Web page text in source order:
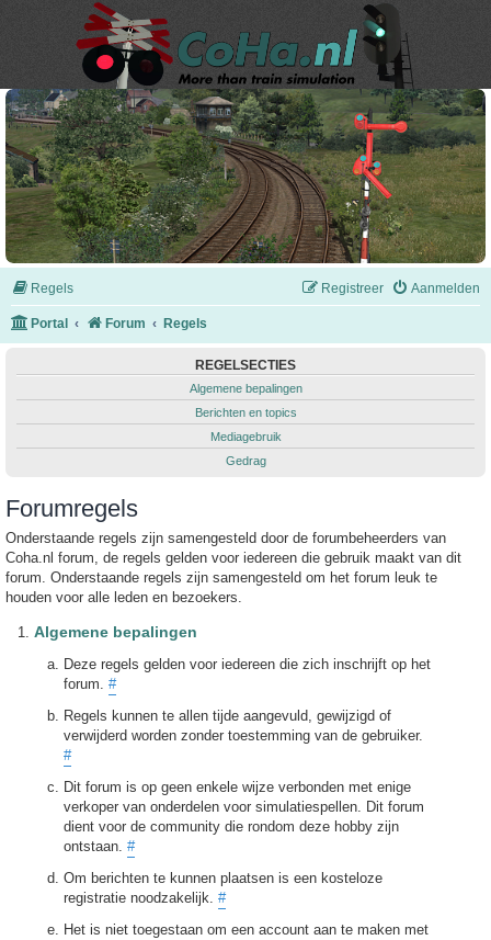
Regels Aanmelden
Registreer
Portal Forum Regels
REGELSECTIES
Algemene bepalingen
Berichten en topics
Mediagebruik
Gedrag
Forumregels
Onderstaande regels zijn samengesteld door de forumbeheerders van
Coha.nl forum, de regels gelden voor iedereen die gebruik maakt van dit
forum. Onderstaande regels zijn samengesteld om het forum leuk te
houden voor alle leden en bezoekers.
Algemene bepalingen
Deze regels gelden voor iedereen die zich inschrijft op het
forum. #
Regels kunnen te allen tijde aangevuld, gewijzigd of
verwijderd worden zonder toestemming van de gebruiker.
#
Dit forum is op geen enkele wijze verbonden met enige
verkoper van onderdelen voor simulatiespellen. Dit forum
dient voor de community die rondom deze hobby zijn
ontstaan. #
Om berichten te kunnen plaatsen is een kosteloze
registratie noodzakelijk. #
Het is niet toegestaan om een account aan te maken met